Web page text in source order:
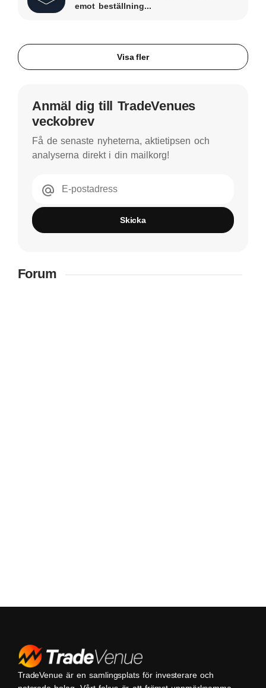
emot beställning...
Visa fler
Anmäl dig till TradeVenues
veckobrev
Få de senaste nyheterna, aktietipsen och
analyserna direkt i din mailkorg!
E-postadress
Skicka
Forum
TradeVenue är en samlingsplats för investerare och